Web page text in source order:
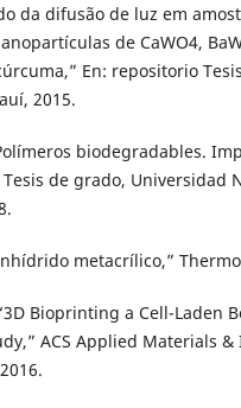
da difusão de luz em
de CaWO4,
En: repositorio
2015.
biodegradables.
de grado, Universidad
metacrílico,”
Bioprinting a Cell-Laden
ACS Applied Materials